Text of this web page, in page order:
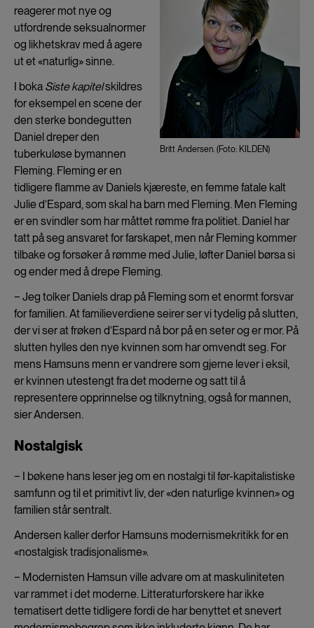
Britt Andersen. (Foto: KILDEN)
reagerer mot nye og
utfordrende seksualnormer
og likhetskrav med å agere
ut et «naturlig» sinne.
I boka Siste kapitelskildres
for eksempel en scene der
den sterke bondegutten
Daniel dreper den
tuberkuløse bymannen
Fleming. Fleming er en
tidligere flamme av Daniels kjæreste, en femme fatale kalt
Julie d’Espard, som skal ha barn med Fleming. Men Fleming
er en svindler som har måttet rømme fra politiet. Daniel har
tatt på seg ansvaret for farskapet, men når Fleming kommer
tilbake og forsøker å rømme med Julie, løfter Daniel børsa si
og ender med å drepe Fleming.
− Jeg tolker Daniels drap på Fleming som et enormt forsvar
for familien. At familieverdiene seirer ser vi tydelig på slutten,
der vi ser at frøken d’Espard nå bor på en seter og er mor. På
slutten hylles den nye kvinnen som har omvendt seg. For
mens Hamsuns menn er vandrere som gjerne lever i eksil,
er kvinnen utestengt fra det moderne og satt til å
representere opprinnelse og tilknytning, også for mannen,
sier Andersen.
Nostalgisk
− I bøkene hans leser jeg om en nostalgi til før-kapitalistiske
samfunn og til et primitivt liv, der «den naturlige kvinnen» og
familien står sentralt.
Andersen kaller derfor Hamsuns modernismekritikk for en
«nostalgisk tradisjonalisme».
− Modernisten Hamsun ville advare om at maskuliniteten
var rammet i det moderne. Litteraturforskere har ikke
tematisert dette tidligere fordi de har benyttet et snevert